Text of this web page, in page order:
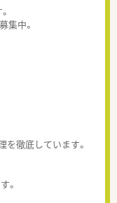
集中。
徹底しています。
。